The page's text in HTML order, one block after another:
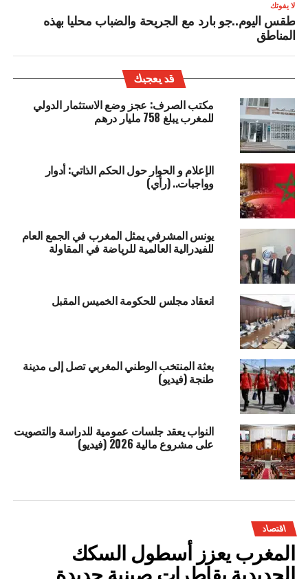
لا يفوتك
طقس اليوم..جو بارد مع الجريحة والضباب محليا بهذه
المناطق
قد يعجبك
مكتب الصرف: عجز وضع الاستثمار الدولي
للمغرب يبلغ 758 مليار درهم
الإعلام و الحوار حول الحكم الذاتي: أدوار
وواجبات.. (رأي)
يونس المشرفي يمثل المغرب في الجمع العام
للفيدرالية العالمية للرياضة في المقاولة
انعقاد مجلس للحكومة الخميس المقبل
بعثة المنتخب الوطني المغربي تصل إلى مدينة
طنجة (فيديو)
النواب يعقد جلسات عمومية للدراسة والتصويت
على مشروع مالية 2026 (فيديو)
اقتصاد
المغرب يعزز أسطول السكك